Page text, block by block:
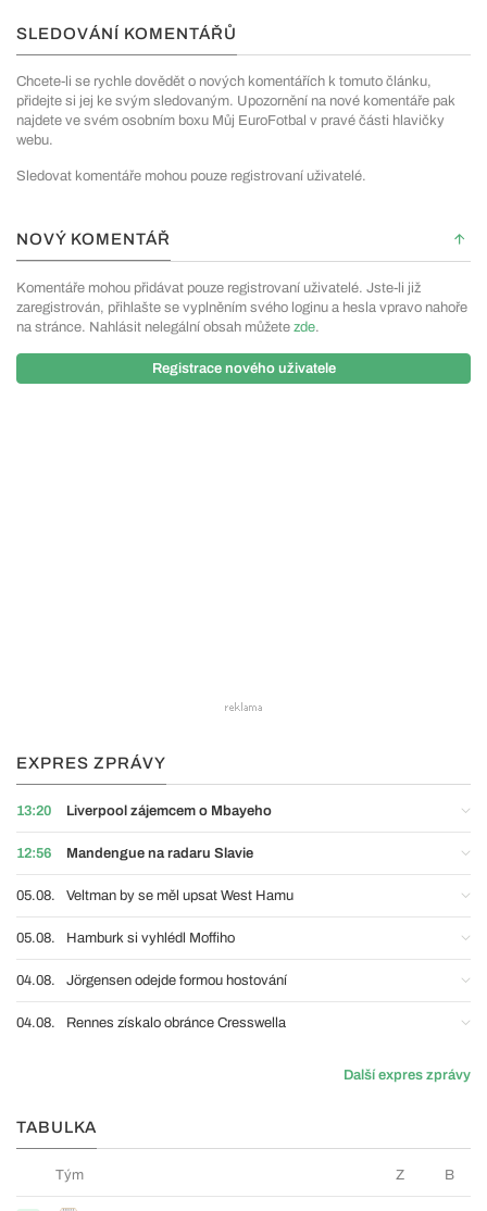
SLEDOVÁNÍ KOMENTÁŘŮ
Chcete-li se rychle dovědět o nových komentářích k tomuto článku,
přidejte si jej ke svým sledovaným. Upozornění na nové komentáře pak
najdete ve svém osobním boxu Můj EuroFotbal v pravé části hlavičky
webu.
Sledovat komentáře mohou pouze registrovaní uživatelé.
NOVÝ KOMENTÁŘ
Komentáře mohou přidávat pouze registrovaní uživatelé. Jste-li již
zaregistrován, přihlašte se vyplněním svého loginu a hesla vpravo nahoře
na stránce. Nahlásit nelegální obsah můžete zde.
Registrace nového uživatele
EXPRES ZPRÁVY
13:20 Liverpool zájemcem o Mbayeho
12:56 Mandengue na radaru Slavie
05.08. Veltman by se měl upsat West Hamu
05.08. Hamburk si vyhlédl Moffiho
04.08. Jörgensen odejde formou hostování
04.08. Rennes získalo obránce Cresswella
Další expres zprávy
TABULKA
Tým Z B